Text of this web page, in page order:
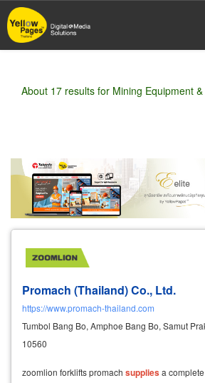
Skip
to
main
About 17 results for Mining Equipment
Wholesale Retail
Exporter/Importer
Service
Promach (Thailand) Co., Ltd.
https://www.promach-thailand.com
Tumbol Bang Bo, Amphoe Bang Bo, Samut
10560
zoomlion forklifts promach suppliesa complete